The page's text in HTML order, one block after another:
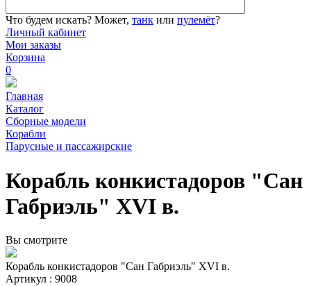
Что будем искать? Может, танк или пулемёт?
Личный кабинет
Мои заказы
Корзина
0
Главная
Каталог
Сборные модели
Корабли
Парусные и пассажирские
Корабль конкистадоров "Сан
Габриэль" XVI в.
Вы смотрите
Корабль конкистадоров "Сан Габриэль" XVI в.
Артикул : 9008